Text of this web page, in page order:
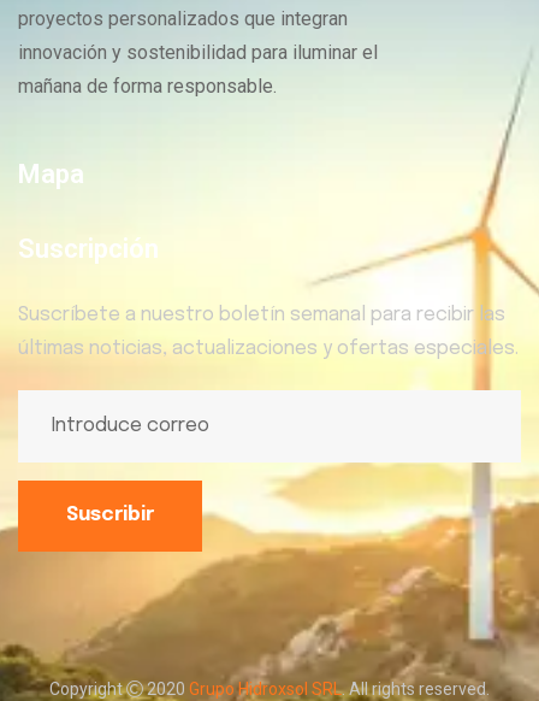
proyectos personalizados que integran
innovación y sostenibilidad para iluminar el
mañana de forma responsable.
Mapa
Suscripción
Suscríbete a nuestro boletín semanal para recibir las
últimas noticias, actualizaciones y ofertas especiales.
Suscribir
Copyright 2020 Grupo Hidroxsol SRL. All rights reserved.